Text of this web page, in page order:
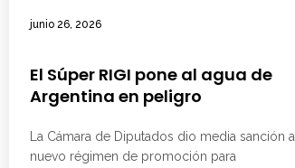
junio 26, 2026
El Súper RIGI pone al agua de
Argentina en peligro
La Cámara de Diputados dio media sanción al
nuevo régimen de promoción para